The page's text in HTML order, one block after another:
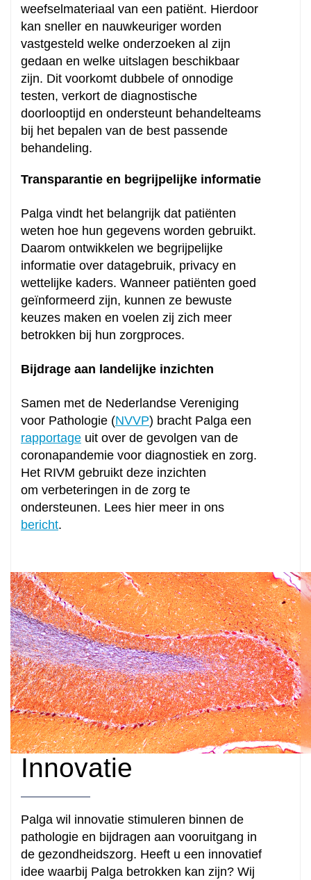
weefselmateriaal van een patiënt. Hierdoor
kan sneller en nauwkeuriger worden
vastgesteld welke onderzoeken al zijn
gedaan en welke uitslagen beschikbaar
zijn. Dit voorkomt dubbele of onnodige
testen, verkort de diagnostische
doorlooptijd en ondersteunt behandelteams
bij het bepalen van de best passende
behandeling.
Transparantie en begrijpelijke informatie
Palga vindt het belangrijk dat patiënten
weten hoe hun gegevens worden gebruikt.
Daarom ontwikkelen we begrijpelijke
informatie over datagebruik, privacy en
wettelijke kaders. Wanneer patiënten goed
geïnformeerd zijn, kunnen ze bewuste
keuzes maken en voelen zij zich meer
betrokken bij hun zorgproces.
Bijdrage aan landelijke inzichten
Samen met de Nederlandse Vereniging
voor Pathologie (NVVP) bracht Palga een
rapportage uit over de gevolgen van de
coronapandemie voor diagnostiek en zorg.
Het RIVM gebruikt deze inzichten
om verbeteringen in de zorg te
ondersteunen. Lees hier meer in ons
bericht.
Innovatie
Palga wil innovatie stimuleren binnen de
pathologie en bijdragen aan vooruitgang in
de gezondheidszorg. Heeft u een innovatief
idee waarbij Palga betrokken kan zijn? Wij